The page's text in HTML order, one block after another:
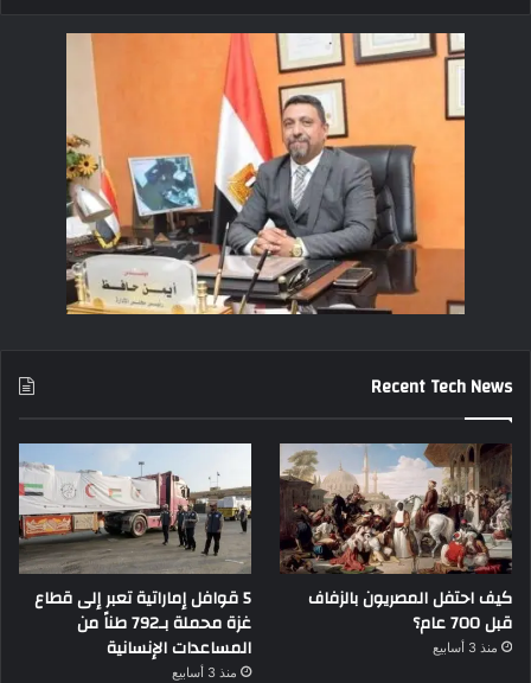
Recent Tech News
كيف احتفل المصريون بالزفاف
قبل 700 عام؟
منذ 3 أسابيع
5 قوافل إماراتية تعبر إلى قطاع
غزة محملة بـ792 طناً من
المساعدات الإنسانية
منذ 3 أسابيع